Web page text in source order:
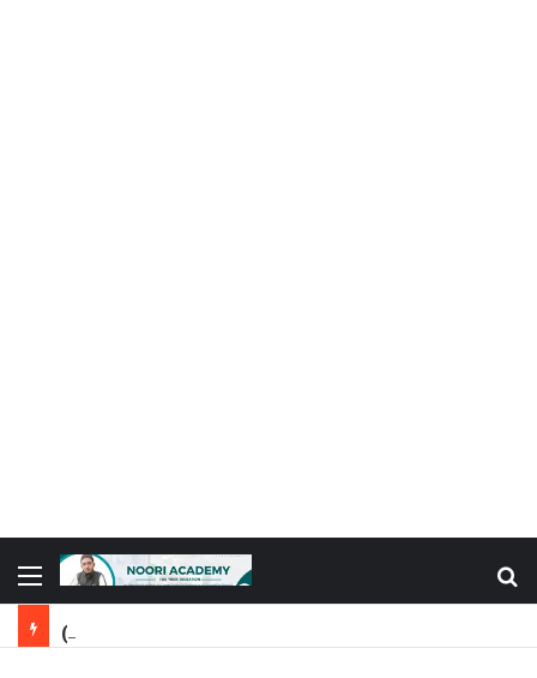
Order ATAAY-E-URDU Book by Dr. Ataurrahman Noori